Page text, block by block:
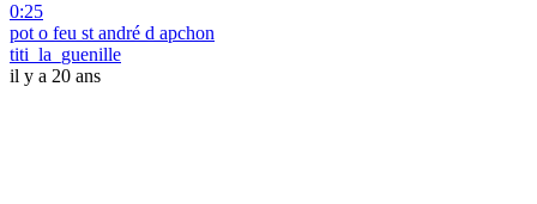
0:25
pot o feu st andré d apchon
titi_la_guenille
il y a 20 ans